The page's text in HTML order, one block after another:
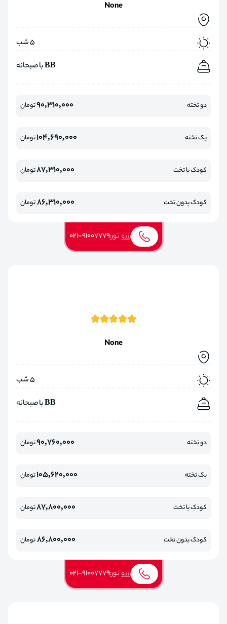
None
5 شب
BB با صبحانه
دو تخته 90,310,000تومان
یک تخته 104,690,000تومان
کودک با تخت 87,310,000تومان
کودک بدون تخت 86,310,000تومان
رزرو تور:021-91007779
None
5 شب
BB با صبحانه
دو تخته 90,760,000تومان
یک تخته 105,620,000تومان
کودک با تخت 87,800,000تومان
کودک بدون تخت 86,800,000تومان
رزرو تور:021-91007779